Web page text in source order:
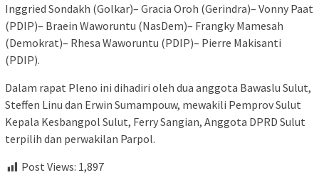
Inggried Sondakh (Golkar)– Gracia Oroh (Gerindra)– Vonny Paat
(PDIP)– Braein Waworuntu (NasDem)– Frangky Mamesah
(Demokrat)– Rhesa Waworuntu (PDIP)– Pierre Makisanti
(PDIP).
Dalam rapat Pleno ini dihadiri oleh dua anggota Bawaslu Sulut,
Steffen Linu dan Erwin Sumampouw, mewakili Pemprov Sulut
Kepala Kesbangpol Sulut, Ferry Sangian, Anggota DPRD Sulut
terpilih dan perwakilan Parpol.
Post Views: 1,897